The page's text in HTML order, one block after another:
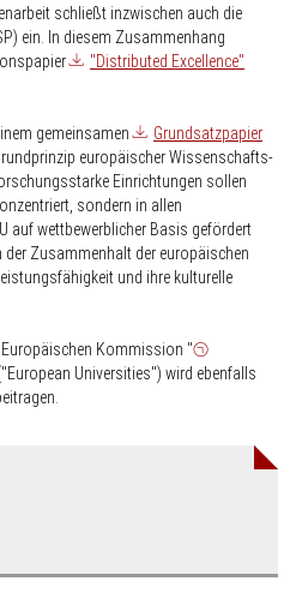
schließt inzwischen auch die
ein. In diesem Zusammenhang
"Distributed Excellence"
gemeinsamen
Grundsatzpapier
europäischer Wissenschafts-
Einrichtungen sollen
sondern in allen
auf wettbewerblicher Basis gefördert
Zusammenhalt der europäischen
und ihre kulturelle
Kommission "
Universities") wird ebenfalls